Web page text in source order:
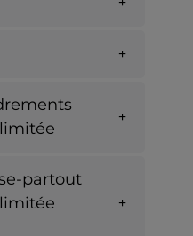
partout